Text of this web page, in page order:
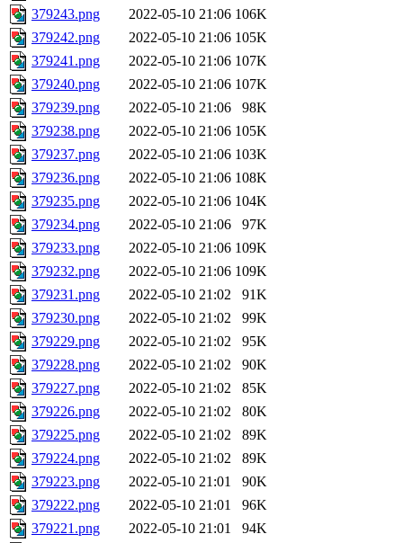
379243.png
2022-05-10 21:06 106K
379242.png
2022-05-10 21:06 105K
379241.png
2022-05-10 21:06 107K
379240.png
2022-05-10 21:06 107K
379239.png
2022-05-10 21:06
98K
379238.png
2022-05-10 21:06 105K
379237.png
2022-05-10 21:06 103K
379236.png
2022-05-10 21:06 108K
379235.png
2022-05-10 21:06 104K
379234.png
2022-05-10 21:06
97K
379233.png
2022-05-10 21:06 109K
379232.png
2022-05-10 21:06 109K
379231.png
2022-05-10 21:02
91K
379230.png
2022-05-10 21:02
99K
379229.png
2022-05-10 21:02
95K
379228.png
2022-05-10 21:02
90K
379227.png
2022-05-10 21:02
85K
379226.png
2022-05-10 21:02
80K
379225.png
2022-05-10 21:02
89K
379224.png
2022-05-10 21:02
89K
379223.png
2022-05-10 21:01
90K
379222.png
2022-05-10 21:01
96K
379221.png
2022-05-10 21:01 94K